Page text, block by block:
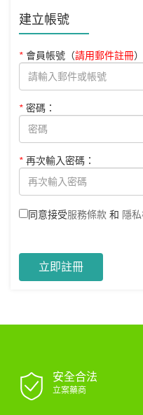
建立帳號
* 會員帳號 （請用郵件註冊）
* 密碼：
* 再次輸入密碼：
同意接受服務條款 和 隱
立即註冊
安全合法
立案藥商